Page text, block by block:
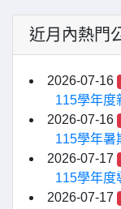
近月內熱門
2026-07-16
115學年度
2026-07-16
115學年暑
2026-07-17
115學年度
2026-07-17